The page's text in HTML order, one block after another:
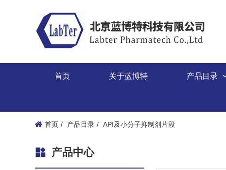
首页 关于蓝博特 产品目录
首页 产品目录 API及小分子抑制剂片段
产品中心